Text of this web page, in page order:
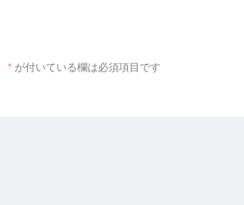
* が付いている欄は必須項目です